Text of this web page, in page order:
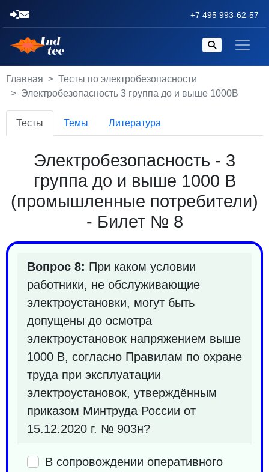
+7 495 993-62-57
Главная
Тесты по электробезопасности
Электробезопасность 3 группа до и выше 1000В
Тесты Темы Литература
Электробезопасность - 3
группа до и выше 1000 В
(промышленные потребители)
- Билет № 8
Вопрос 8: При каком условии
работники, не обслуживающие
электроустановки, могут быть
допущены до осмотра
электроустановок напряжением выше
1000 В, согласно Правилам по охране
труда при эксплуатации
электроустановок, утверждённым
приказом Минтруда России от
15.12.2020 г. № 903н?
В сопровождении оперативного